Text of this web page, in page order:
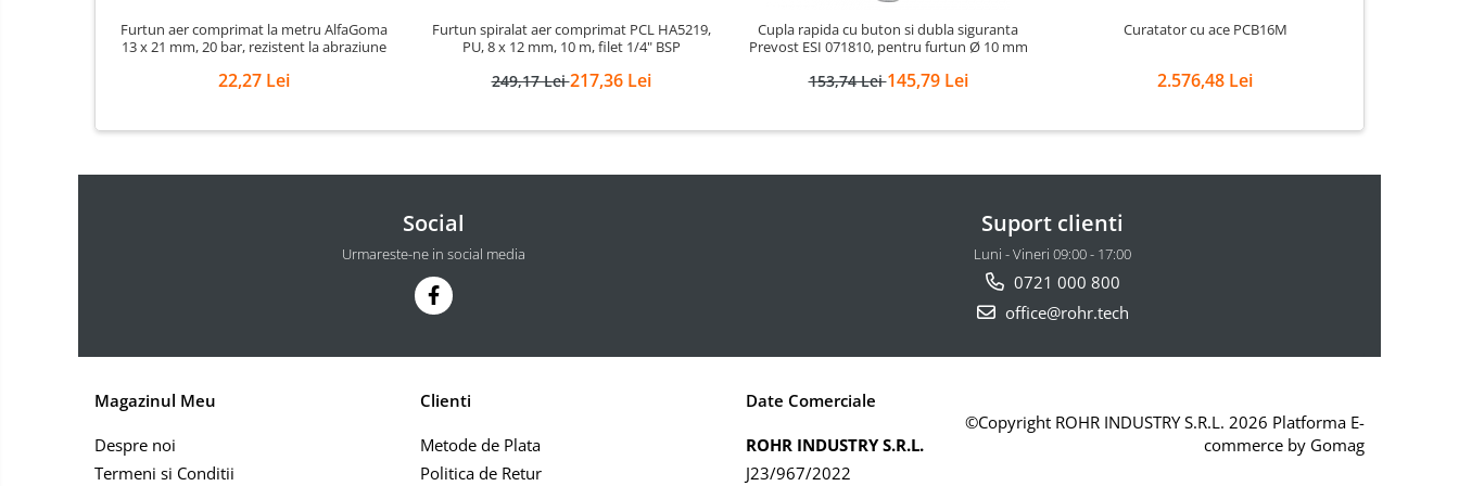
Furtun aer comprimat la metru AlfaGoma
13 x 21 mm, 20 bar, rezistent la abraziune
22,27 Lei
Furtun spiralat aer comprimat PCL HA5219,
PU, 8 x 12 mm, 10 m, filet 1/4" BSP
249,17 Lei217,36 Lei
Cupla rapida cu buton si dubla siguranta
Prevost ESI 071810, pentru furtun Ø 10 mm
153,74 Lei145,79 Lei
Curatator cu ace PCB16M
2.576,48 Lei
Social
Urmareste-ne in social media
Suport clienti
Luni - Vineri 09:00 - 17:00
0721 000 800
office@rohr.tech
Magazinul Meu
Despre noi
Termeni si Conditii
Clienti
Metode de Plata
Politica de Retur
Date Comerciale
ROHR INDUSTRY S.R.L.
J23/967/2022
©Copyright ROHR INDUSTRY S.R.L. 2026 Platforma E-
commerce by Gomag